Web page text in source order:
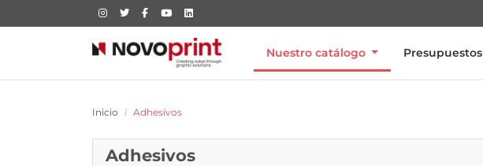
Nuestro catálogo Presupuestos
Inicio Adhesivos
Adhesivos